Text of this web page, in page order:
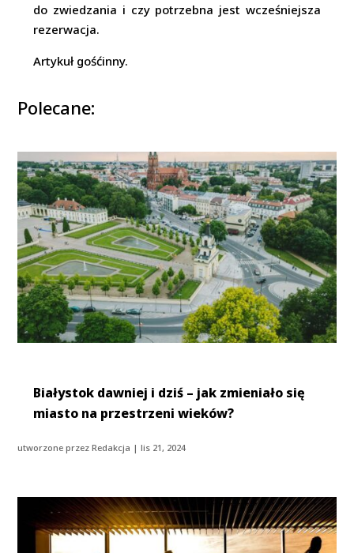
do zwiedzania i czy potrzebna jest wcześniejsza
rezerwacja.
Artykuł gośćinny.
Polecane:
Białystok dawniej i dziś – jak zmieniało się
miasto na przestrzeni wieków?
utworzone przezRedakcja |lis 21, 2024